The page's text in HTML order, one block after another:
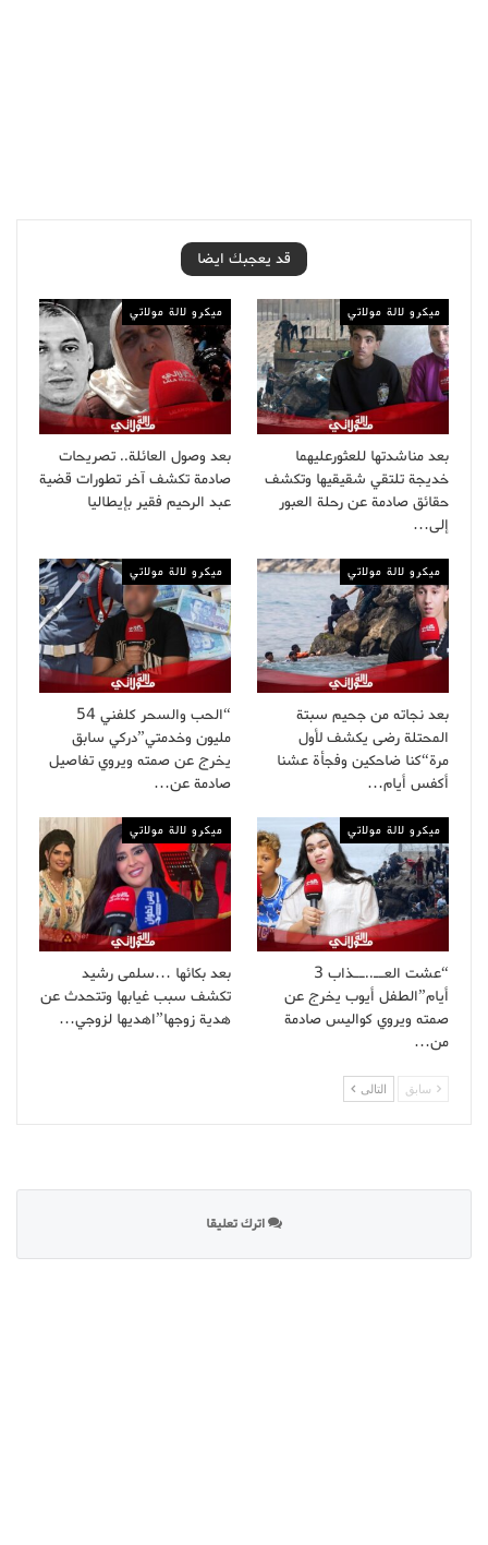
قد يعجبك ايضا
ميكرو لالة مولاتي
بعد مناشدتها للعثورعليهما
خديجة تلتقي شقيقيها وتكشف
حقائق صادمة عن رحلة العبور
إلى…
ميكرو لالة مولاتي
بعد وصول العائلة.. تصريحات
صادمة تكشف آخر تطورات قضية
عبد الرحيم فقير بإيطاليا
ميكرو لالة مولاتي
بعد نجاته من جحيم سبتة
المحتلة رضى يكشف لأول
مرة“كنا ضاحكين وفجأة عشنا
أكفس أيام…
ميكرو لالة مولاتي
“الحب والسحر كلفني 54
مليون وخدمتي”دركي سابق
يخرج عن صمته ويروي تفاصيل
صادمة عن…
ميكرو لالة مولاتي
“عشت العــ..ــذاب 3
أيام”الطفل أيوب يخرج عن
صمته ويروي كواليس صادمة
من…
ميكرو لالة مولاتي
بعد بكائها …سلمى رشيد
تكشف سبب غيابها وتتحدث عن
هدية زوجها”اهديها لزوجي…
سابق التالى
اترك تعليقا